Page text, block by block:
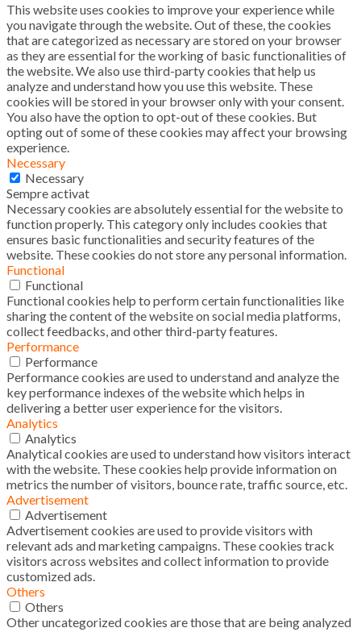
This website uses cookies to improve your experience while
you navigate through the website. Out of these, the cookies
that are categorized as necessary are stored on your browser
as they are essential for the working of basic functionalities of
the website. We also use third-party cookies that help us
analyze and understand how you use this website. These
cookies will be stored in your browser only with your consent.
You also have the option to opt-out of these cookies. But
opting out of some of these cookies may affect your browsing
experience.
Necessary
Necessary
Sempre activat
Necessary cookies are absolutely essential for the website to
function properly. This category only includes cookies that
ensures basic functionalities and security features of the
website. These cookies do not store any personal information.
Functional
Functional
Functional cookies help to perform certain functionalities like
sharing the content of the website on social media platforms,
collect feedbacks, and other third-party features.
Performance
Performance
Performance cookies are used to understand and analyze the
key performance indexes of the website which helps in
delivering a better user experience for the visitors.
Analytics
Analytics
Analytical cookies are used to understand how visitors interact
with the website. These cookies help provide information on
metrics the number of visitors, bounce rate, traffic source, etc.
Advertisement
Advertisement
Advertisement cookies are used to provide visitors with
relevant ads and marketing campaigns. These cookies track
visitors across websites and collect information to provide
customized ads.
Others
Others
Other uncategorized cookies are those that are being analyzed